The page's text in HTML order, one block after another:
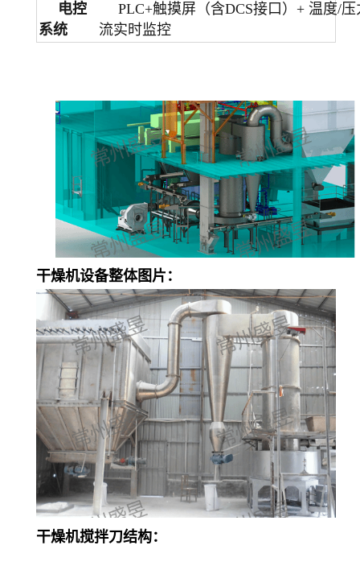
电控
系统
PLC+触摸屏（含DCS接口）+ 温度/压
流实时监控
干燥机设备整体图片：
干燥机搅拌刀结构：